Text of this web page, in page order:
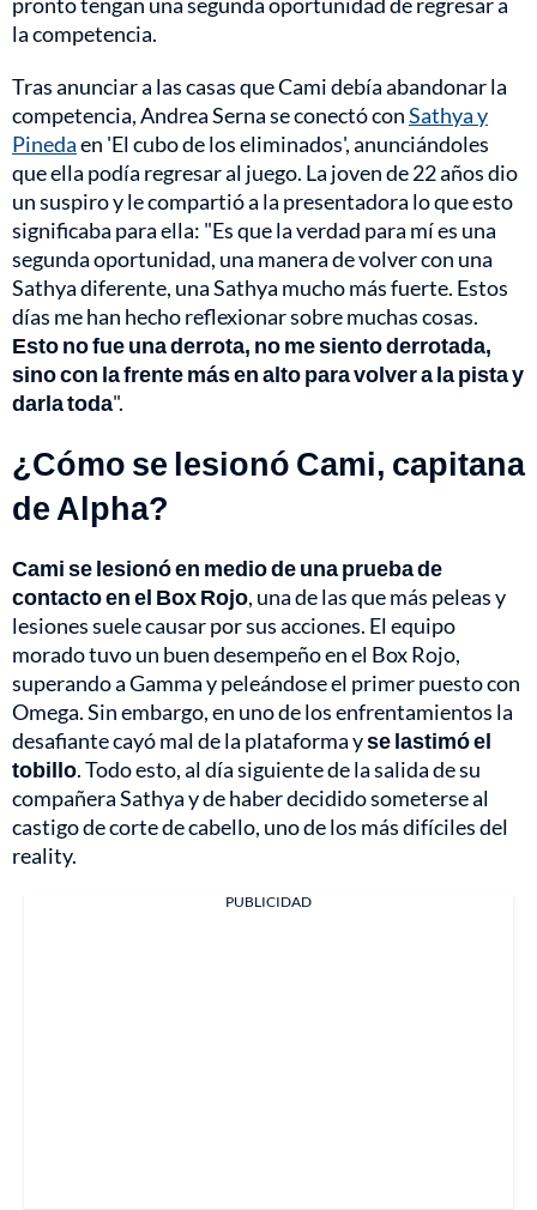
la competencia.
Tras anunciar a las casas que Cami debía abandonar la
competencia, Andrea Serna se conectó conSathya y
Pinedaen 'El cubo de los eliminados', anunciándoles
que ella podía regresar al juego. La joven de 22 años dio
un suspiro y le compartió a la presentadora lo que esto
significaba para ella: "Es que la verdad para mí es una
segunda oportunidad, una manera de volver con una
Sathya diferente, una Sathya mucho más fuerte. Estos
días me han hecho reflexionar sobre muchas cosas.
Esto no fue una derrota, no me siento derrotada,
sino con la frente más en alto para volver a la pista y
darla toda".
¿Cómo se lesionó Cami, capitana
de Alpha?
Cami se lesionó en medio de una prueba de
contacto en el Box Rojo, una de las que más peleas y
lesiones suele causar por sus acciones. El equipo
morado tuvo un buen desempeño en el Box Rojo,
superando a Gamma y peleándose el primer puesto con
Omega. Sin embargo, en uno de los enfrentamientos la
desafiante cayó mal de la plataforma yse lastimó el
tobillo. Todo esto, al día siguiente de la salida de su
compañera Sathya y de haber decidido someterse al
castigo de corte de cabello, uno de los más difíciles del
reality.
PUBLICIDAD